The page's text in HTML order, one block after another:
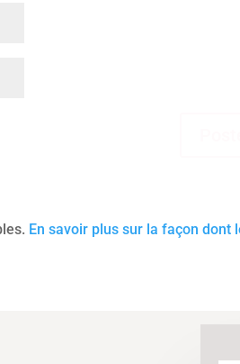
En savoir plus sur la façon dont